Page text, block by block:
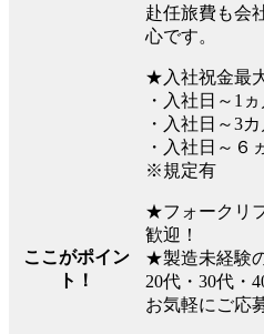
ここがポイン
ト！
赴任旅費も会
心です。
★入社祝金最
・入社日～1
・入社日～3
・入社日～６
※規定有
★フォークリ
歓迎！
★製造未経験
20代・30代・
お気軽にご応